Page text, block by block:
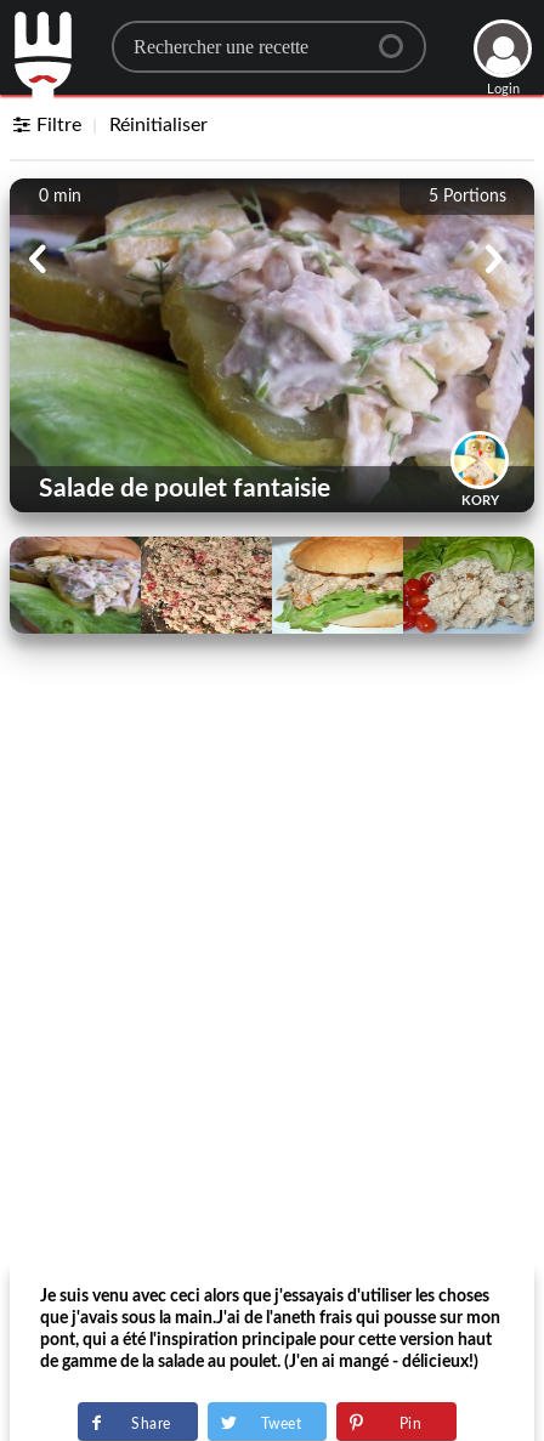
Search for a recipe
Login
Filtre Réinitialiser
5 Portions
0 min
KORY
Salade de poulet fantaisie
Je suis venu avec ceci alors que j'essayais d'utiliser les choses
que j'avais sous la main.J'ai de l'aneth frais qui pousse sur mon
pont, qui a été l'inspiration principale pour cette version haut
de gamme de la salade au poulet. (J'en ai mangé - délicieux!)
Share Tweet Pin